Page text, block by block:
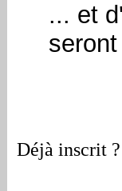
... et
Déjà inscrit ?